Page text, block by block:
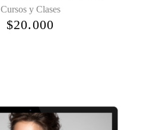
Cursos y Clases
$20.000